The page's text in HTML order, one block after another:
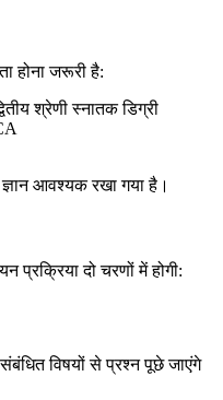
होना जरूरी है:
श्रेणी स्नातक डिग्री
आवश्यक रखा गया है।
प्रक्रिया दो चरणों में होगी:
संबंधित विषयों से प्रश्न पूछे जाएंगे